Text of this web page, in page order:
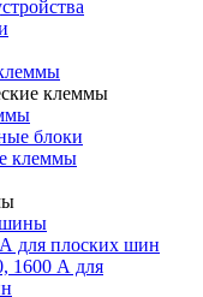
клеммы
блоки
клеммы
шины
для плоских шин
1600 А для